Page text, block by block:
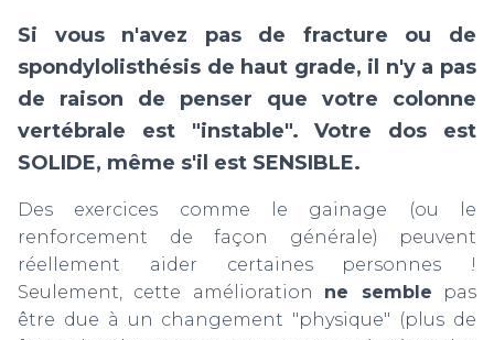
Si vous n'avez pas de fracture ou de
spondylolisthésis de haut grade, il n'y a pas
de raison de penser que votre colonne
vertébrale est "instable". Votre dos est
SOLIDE, même s'il est SENSIBLE.
Des exercices comme le gainage (ou le
renforcement de façon générale) peuvent
réellement aider certaines personnes !
Seulement, cette amélioration ne semble pas
être due à un changement "physique" (plus de